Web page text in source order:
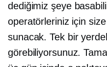
dediğimiz şeye
operatörleriniz için
sunacak. Tek bir
görebiliyorsunuz.